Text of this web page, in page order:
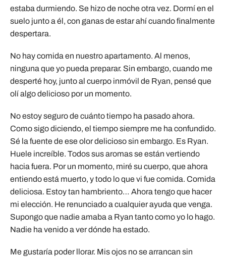
estaba durmiendo. Se hizo de noche otra vez. Dormí en el
suelo junto a él, con ganas de estar ahí cuando finalmente
despertara.
No hay comida en nuestro apartamento. Al menos,
ninguna que yo pueda preparar. Sin embargo, cuando me
desperté hoy, junto al cuerpo inmóvil de Ryan, pensé que
olí algo delicioso por un momento.
No estoy seguro de cuánto tiempo ha pasado ahora.
Como sigo diciendo, el tiempo siempre me ha confundido.
Sé la fuente de ese olor delicioso sin embargo. Es Ryan.
Huele increíble. Todos sus aromas se están vertiendo
hacia fuera. Por un momento, miré su cuerpo, que ahora
entiendo está muerto, y todo lo que vi fue comida. Comida
deliciosa. Estoy tan hambriento… Ahora tengo que hacer
mi elección. He renunciado a cualquier ayuda que venga.
Supongo que nadie amaba a Ryan tanto como yo lo hago.
Nadie ha venido a ver dónde ha estado.
Me gustaría poder llorar. Mis ojos no se arrancan sin